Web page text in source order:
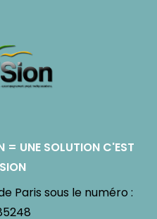
= UNE SOLUTION C'EST
Paris sous le numéro :